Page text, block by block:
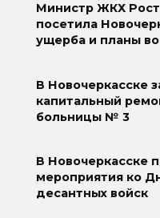
Министр ЖКХ
посетила
ущерба и планы
В Новочеркасске
капитальный
больницы № 3
В Новочеркасске
мероприятия ко
десантных войск